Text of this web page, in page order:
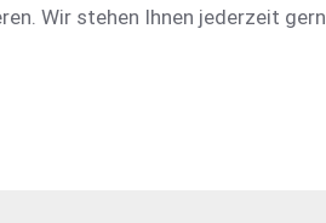
Wir stehen Ihnen jederzeit